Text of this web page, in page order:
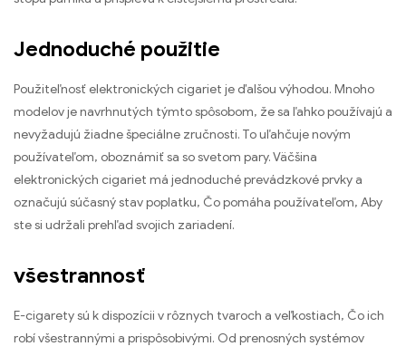
Jednoduché použitie
Použiteľnosť elektronických cigariet je ďalšou výhodou. Mnoho
modelov je navrhnutých týmto spôsobom, že sa ľahko používajú a
nevyžadujú žiadne špeciálne zručnosti. To uľahčuje novým
používateľom, oboznámiť sa so svetom pary. Väčšina
elektronických cigariet má jednoduché prevádzkové prvky a
označujú súčasný stav poplatku, Čo pomáha používateľom, Aby
ste si udržali prehľad svojich zariadení.
všestrannosť
E-cigarety sú k dispozícii v rôznych tvaroch a veľkostiach, Čo ich
robí všestrannými a prispôsobivými. Od prenosných systémov